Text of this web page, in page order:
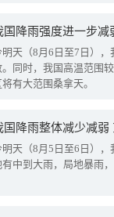
明天（8月6日至7日）
。同时，我国高温范围
将有大范围桑拿天。
国降雨整体减少减弱
明天（8月5日至6日）
有中到大雨，局地暴雨